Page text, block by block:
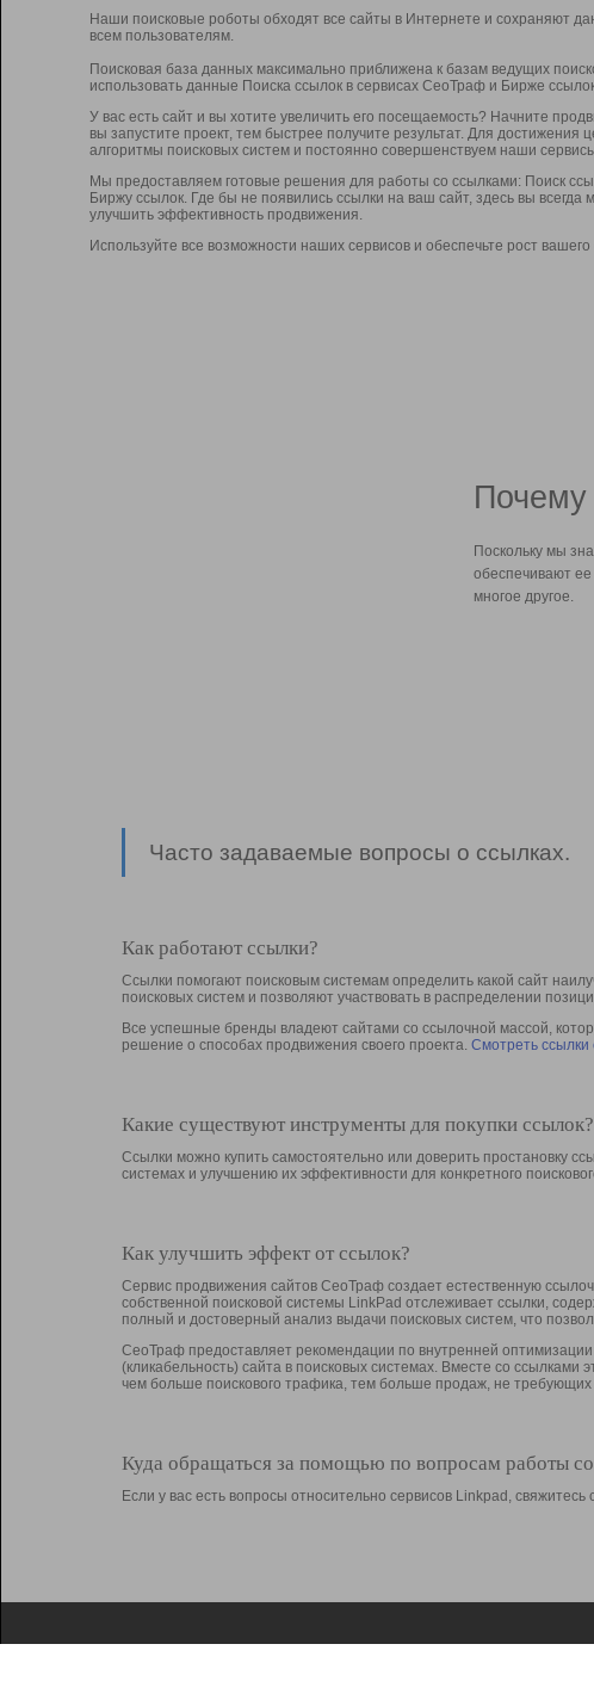
Наши поисковые роботы обходят все сайты в Интернете и сохраняют
всем пользователям.
Поисковая база данных максимально приближена к базам ведущих
использовать данные Поиска ссылок в сервисах СеоТраф и Бирже
У вас есть сайт и вы хотите увеличить его посещаемость? Начните
вы запустите проект, тем быстрее получите результат. Для
алгоритмы поисковых систем и постоянно совершенствуем наши
Мы предоставляем готовые решения для работы со ссылками: Поиск
Биржу ссылок. Где бы не появились ссылки на ваш сайт, здесь вы
улучшить эффективность продвижения.
Используйте все возможности наших сервисов и обеспечьте рост вашего
Почему
Поскольку мы
обеспечивают
многое другое.
Часто задаваемые вопросы о ссылках.
Как работают ссылки?
Ссылки помогают поисковым системам определить какой сайт
поисковых систем и позволяют участвовать в раcпределении
Все успешные бренды владеют сайтами со ссылочной массой,
решение о способах продвижения своего проекта. Смотреть ссылки
Какие существуют инструменты для покупки ссылок?
Ссылки можно купить самостоятельно или доверить простановку
системах и улучшению их эффективности для конкретного
Как улучшить эффект от ссылок?
Сервис продвижения сайтов СеоТраф создает естественную
собственной поисковой системы LinkPad отслеживает ссылки,
полный и достоверный анализ выдачи поисковых систем, что
СеоТраф предоставляет рекомендации по внутренней
(кликабельность) сайта в поисковых системах. Вместе со ссылками
чем больше поискового трафика, тем больше продаж, не
Куда обращаться за помощью по вопросам работы
Если у вас есть вопросы относительно сервисов Linkpad,